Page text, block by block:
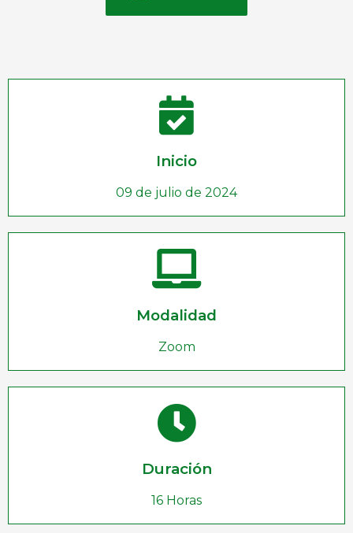
Inicio
09 de julio de 2024
Modalidad
Zoom
Duración
16 Horas